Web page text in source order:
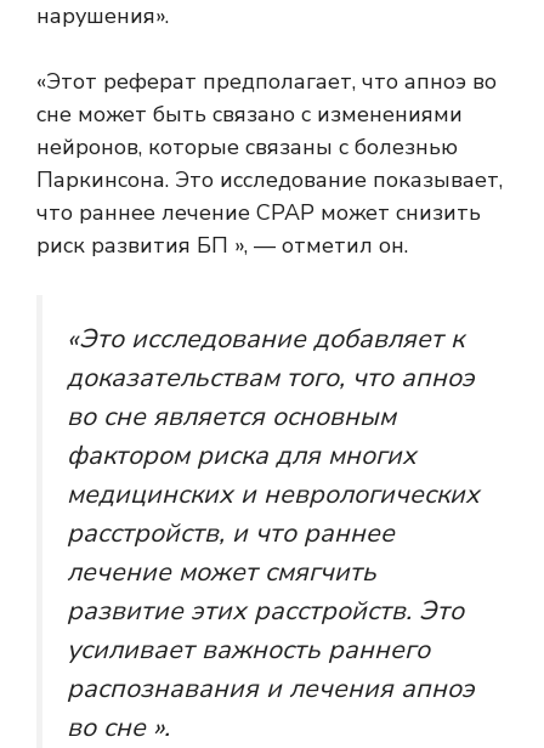
нарушения».
«Этот реферат предполагает, что апноэ во
сне может быть связано с изменениями
нейронов, которые связаны с болезнью
Паркинсона. Это исследование показывает,
что раннее лечение CPAP может снизить
риск развития БП », — отметил он.
«Это исследование добавляет к
доказательствам того, что апноэ
во сне является основным
фактором риска для многих
медицинских и неврологических
расстройств, и что раннее
лечение может смягчить
развитие этих расстройств. Это
усиливает важность раннего
распознавания и лечения апноэ
во сне ».